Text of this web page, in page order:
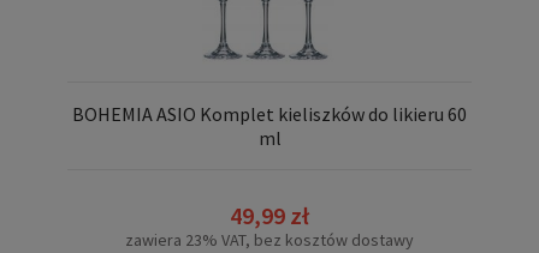
BOHEMIA ASIO Komplet kieliszków do likieru 60
ml
49,99 zł
zawiera 23% VAT, bez kosztów dostawy